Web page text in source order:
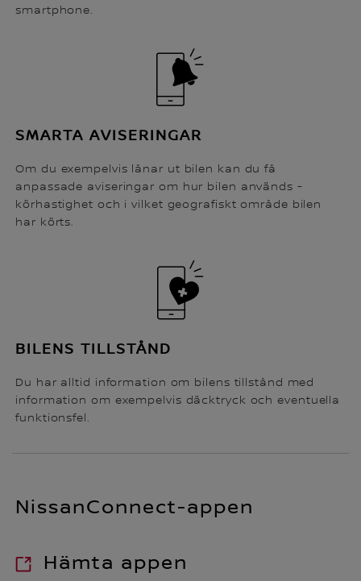
smartphone.
SMARTA AVISERINGAR
Om du exempelvis lånar ut bilen kan du få
anpassade aviseringar om hur bilen används -
körhastighet och i vilket geografiskt område bilen
har körts.
BILENS TILLSTÅND
Du har alltid information om bilens tillstånd med
information om exempelvis däcktryck och eventuella
funktionsfel.
NissanConnect-appen
Hämta appen